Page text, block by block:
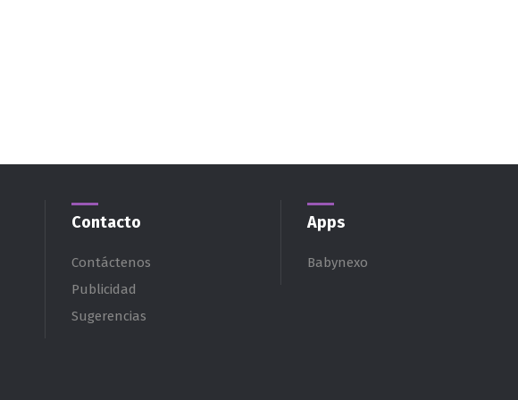
Contacto
Contáctenos
Publicidad
Sugerencias
Apps
Babynexo